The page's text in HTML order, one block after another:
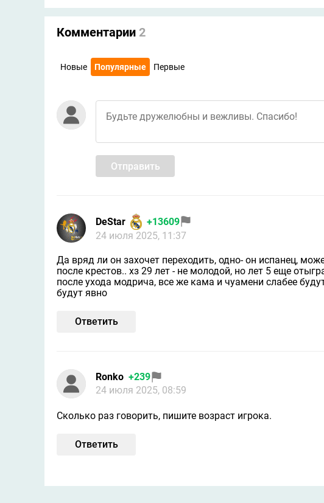
Комментарии 2
Новые Популярные Первые
Отправить
DeStar
+13609
24 июля 2025, 11:37
Да вряд ли он захочет переходить, одно- он испанец,
после крестов.. хз 29 лет - не молодой, но лет 5 еще
после ухода модрича, все же кама и чуамени слабее
будут явно
Ответить
Ronko +239
24 июля 2025, 08:59
Сколько раз говорить, пишите возраст игрока.
Ответить